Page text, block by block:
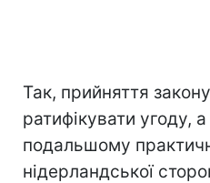
Так, прийняття
ратифікувати угоду,
подальшому
нідерландської